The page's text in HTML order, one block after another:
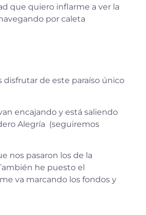
que quiero inflarme a ver la
por caleta
de este paraíso único
encajando y está saliendo
Alegría (seguiremos
nos pasaron los de la
he puesto el
va marcando los fondos y